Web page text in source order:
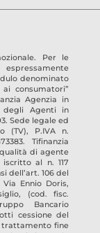
Per le
denominato
consumatori”
Agenzia in
degli Agenti in
. Sede legale ed
(TV), P.IVA n.
.Tifinanzia
di agente
al n. 117
dell’art. 106 del
Via Ennio Doris,
(cod. fisc.
Bancario
cessione del
trattamento fine